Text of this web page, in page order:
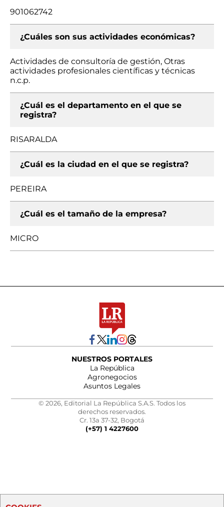
901062742
¿Cuáles son sus actividades económicas?
Actividades de consultoría de gestión, Otras
actividades profesionales científicas y técnicas
n.c.p.
¿Cuál es el departamento en el que se
registra?
RISARALDA
¿Cuál es la ciudad en el que se registra?
PEREIRA
¿Cuál es el tamaño de la empresa?
MICRO
NUESTROS PORTALES
La República
Agronegocios
Asuntos Legales
© 2026, Editorial La República S.A.S. Todos los
derechos reservados.
Cr. 13a 37-32, Bogotá
(+57) 1 4227600